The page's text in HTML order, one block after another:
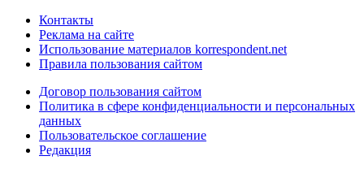
Контакты
Реклама на сайте
Использование материалов korrespondent.net
Правила пользования сайтом
Договор пользования сайтом
Политика в сфере конфиденциальности и персональных
данных
Пользовательское соглашение
Редакция